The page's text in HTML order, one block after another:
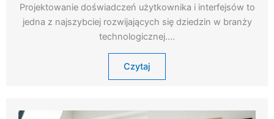
Projektowanie doświadczeń użytkownika i interfejsów to
jedna z najszybciej rozwijających się dziedzin w branży
technologicznej….
Czytaj